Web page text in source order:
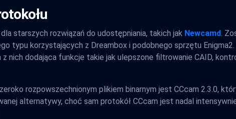
starszych rozwiązań do udostępniania, takich jak Newcamd.
typu korzystających z Dreambox i podobnego sprzętu Enigma2.
z nich dodająca funkcje takie jak ulepszone filtrowanie CAID,
rozpowszechnionym plikiem binarnym jest CCcam 2.3.0,
alternatywy, choć sam protokół CCcam jest nadal